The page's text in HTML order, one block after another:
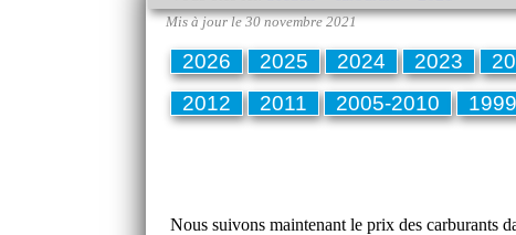
Mis à jour le 30 novembre 2021
2026 2025 2024 2023
2012
2011 2005-2010
Nous suivons maintenant le prix des carburants